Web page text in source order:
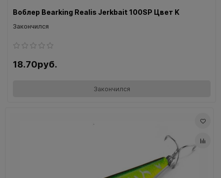
Воблер Bearking Realis Jerkbait 100SP Цвет K
Закончился
18.70руб.
Закончился